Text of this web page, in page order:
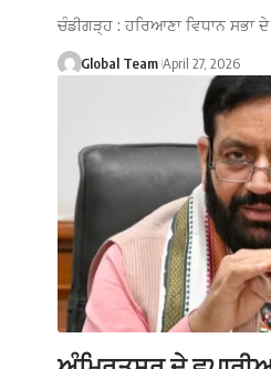
ਚੰਡੀਗੜ੍ਹ : ਹਰਿਆਣਾ ਵਿਧਾਨ ਸਭਾ
Global Team April 27, 2026